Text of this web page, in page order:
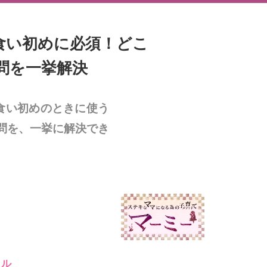
初めに必須！どこ
を一挙解決
初めのときに使う
を、一挙に解決でき